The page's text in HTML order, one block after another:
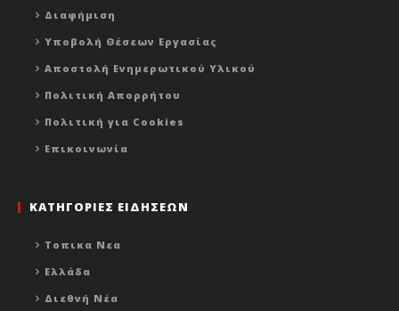
Διαφήμιση
Υποβολή Θέσεων Εργασίας
Αποστολή Ενημερωτικού Υλικού
Πολιτική Απορρήτου
Πολιτική για Cookies
Επικοινωνία
ΚΑΤΗΓΟΡΙΕΣ ΕΙΔΗΣΕΩΝ
Τοπικα Νεα
Ελλάδα
Διεθνή Νέα